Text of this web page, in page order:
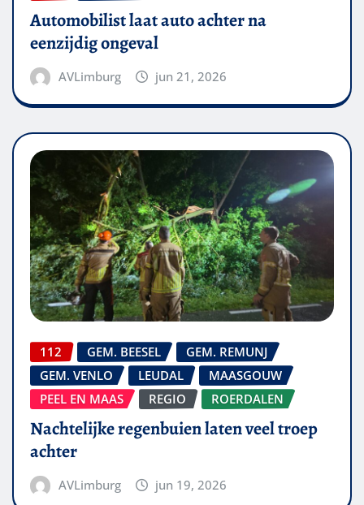
Automobilist laat auto achter na
eenzijdig ongeval
AVLimburg jun 21, 2026
112 GEM. BEESEL
GEM. REMUNJ
GEM. VENLO
LEUDAL
MAASGOUW
PEEL EN MAAS
REGIO ROERDALEN
Nachtelijke regenbuien laten veel troep
achter
AVLimburg jun 19, 2026